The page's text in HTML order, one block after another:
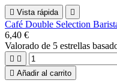
 Vista rápida 
Café Double Selection
6,40 €
Valorado de 5 estrellas
 
 Añadir al carrito